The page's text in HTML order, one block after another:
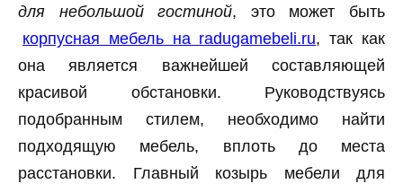
для небольшой гостиной, это может быть
корпусная мебель на radugamebeli.ru, так как
она является важнейшей составляющей
красивой обстановки. Руководствуясь
подобранным стилем, необходимо найти
подходящую мебель, вплоть до места
расстановки. Главный козырь мебели для